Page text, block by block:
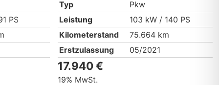
PS
Typ
Pkw
Leistung
103 kW / 140 PS
Kilometerstand
75.664 km
Erstzulassung
05/2021
17.940 €
19% MwSt.